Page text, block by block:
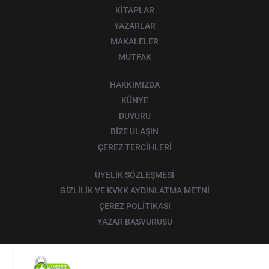
KİTAPLAR
YAZARLAR
MAKALELER
MUTFAK
HAKKIMIZDA
KÜNYE
DUYURU
BİZE ULAŞIN
ÇEREZ TERCİHLERİ
ÜYELİK SÖZLEŞMESİ
GİZLİLİK VE KVKK AYDINLATMA METNİ
ÇEREZ POLİTİKASI
YAZAR BAŞVURUSU